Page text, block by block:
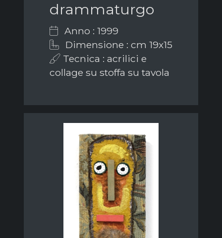
drammaturgo
Anno : 1999
Dimensione : cm 19x15
Tecnica : acrilici e
collage su stoffa su tavola